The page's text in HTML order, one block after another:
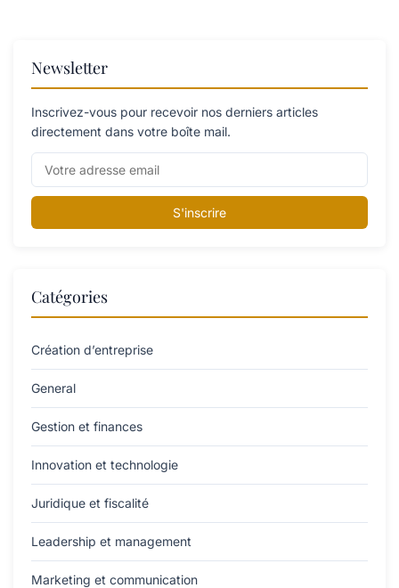
Newsletter
Inscrivez-vous pour recevoir nos derniers articles
directement dans votre boîte mail.
S'inscrire
Catégories
Création d’entreprise
General
Gestion et finances
Innovation et technologie
Juridique et fiscalité
Leadership et management
Marketing et communication